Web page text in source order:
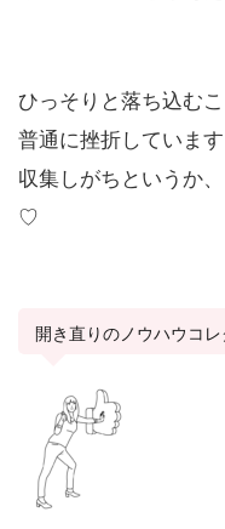
ひっそりと落ち込む
普通に挫折していま
収集しがちというか
♡
開き直りのノウハウコ